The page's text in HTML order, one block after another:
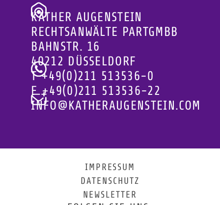
KATHER AUGENSTEIN
RECHTSANWÄLTE PARTGMBB
BAHNSTR. 16
40212 DÜSSELDORF
T+49(0)211 513536-0
F+49(0)211 513536-22
INFO@KATHERAUGENSTEIN.COM
IMPRESSUM
DATENSCHUTZ
NEWSLETTER